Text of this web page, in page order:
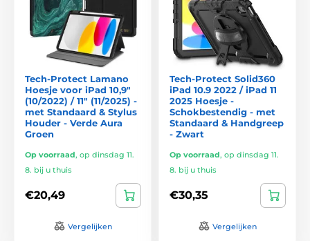
Tech-Protect Lamano
Hoesje voor iPad 10,9"
(10/2022) / 11" (11/2025) -
met Standaard & Stylus
Houder - Verde Aura
Groen
Op voorraad, op dinsdag 11.
8. bij u thuis
€20,49
Vergelijken
Tech-Protect Solid360
iPad 10.9 2022 / iPad 11
2025 Hoesje -
Schokbestendig - met
Standaard & Handgreep
- Zwart
Op voorraad, op dinsdag 11.
8. bij u thuis
€30,35
Vergelijken